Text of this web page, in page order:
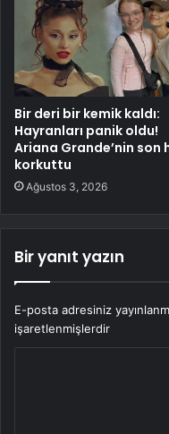
Bir deri bir kemik kaldı:
Hayranları panik oldu!
Ariana Grande’nin son
korkuttu
Ağustos 3, 2026
Bir yanıt yazın
E-posta adresiniz
işaretlenmişlerdir